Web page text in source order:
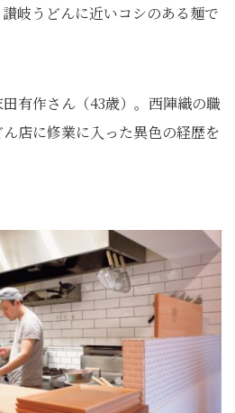
岐うどんに近いコシのある麺で
有作さん（43歳）。西陣織の職
店に修業に入った異色の経歴を